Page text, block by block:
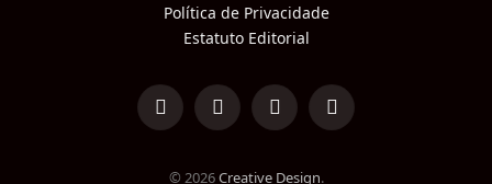
Política de Privacidade
Estatuto Editorial
LinkedInFacebookInstagramTikTok
© 2026Creative Design.